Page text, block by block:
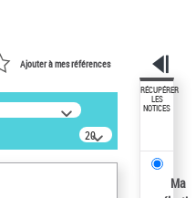
Ajouter à mes références
20
résultats/page
RÉCUPÉRER
LES
NOTICES
Ma